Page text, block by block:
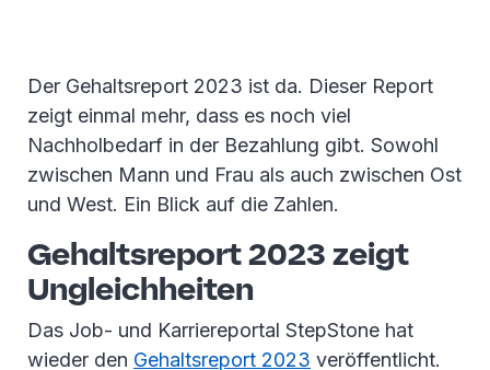
Der Gehaltsreport 2023 ist da. Dieser Report
zeigt einmal mehr, dass es noch viel
Nachholbedarf in der Bezahlung gibt. Sowohl
zwischen Mann und Frau als auch zwischen Ost
und West. Ein Blick auf die Zahlen.
Gehaltsreport 2023 zeigt
Ungleichheiten
Das Job- und Karriereportal StepStone hat
wieder den Gehaltsreport 2023 veröffentlicht.